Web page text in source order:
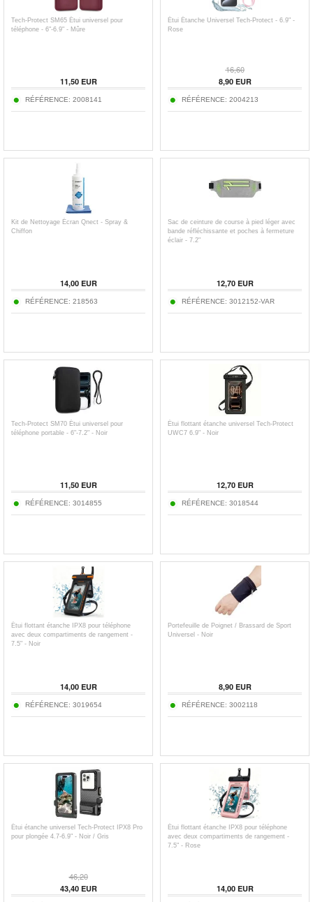
Tech-Protect SM65 Étui universel pour
téléphone - 6"-6.9" - Mûre
11,50EUR
RÉFÉRENCE: 2008141
Étui Étanche Universel Tech-Protect - 6.9" -
Rose
16,60
8,90EUR
RÉFÉRENCE: 2004213
Kit de Nettoyage Écran Qnect - Spray &
Chiffon
14,00EUR
RÉFÉRENCE: 218563
Sac de ceinture de course à pied léger avec
bande réfléchissante et poches à fermeture
éclair - 7.2"
12,70EUR
RÉFÉRENCE: 3012152-VAR
Tech-Protect SM70 Étui universel pour
téléphone portable - 6"-7.2" - Noir
11,50EUR
RÉFÉRENCE: 3014855
Étui flottant étanche universel Tech-Protect
UWC7 6.9" - Noir
12,70EUR
RÉFÉRENCE: 3018544
Étui flottant étanche IPX8 pour téléphone
avec deux compartiments de rangement -
7.5" - Noir
14,00EUR
RÉFÉRENCE: 3019654
Portefeuille de Poignet / Brassard de Sport
Universel - Noir
8,90EUR
RÉFÉRENCE: 3002118
Étui étanche universel Tech-Protect IPX8 Pro
pour plongée 4.7-6.9" - Noir / Gris
46,20
43,40EUR
Étui flottant étanche IPX8 pour téléphone
avec deux compartiments de rangement -
7.5" - Rose
14,00EUR